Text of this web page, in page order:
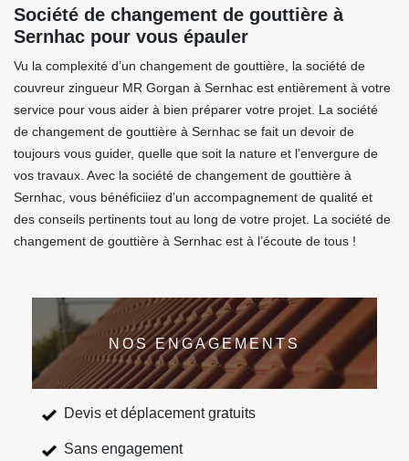
Société de changement de gouttière à
Sernhac pour vous épauler
Vu la complexité d’un changement de gouttière, la société de
couvreur zingueur MR Gorgan à Sernhac est entièrement à votre
service pour vous aider à bien préparer votre projet. La société
de changement de gouttière à Sernhac se fait un devoir de
toujours vous guider, quelle que soit la nature et l’envergure de
vos travaux. Avec la société de changement de gouttière à
Sernhac, vous bénéficiiez d’un accompagnement de qualité et
des conseils pertinents tout au long de votre projet. La société de
changement de gouttière à Sernhac est à l’écoute de tous !
NOS ENGAGEMENTS
Devis et déplacement gratuits
Sans engagement